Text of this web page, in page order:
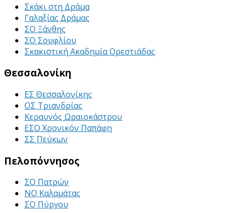
Σκάκι στη Δράμα
Γαλαξίας Δράμας
ΣΟ Ξάνθης
ΣΟ Σουφλίου
Σκακιστική Ακαδημία Ορεστιάδας
Θεσσαλονίκη
ΕΣ Θεσσαλονίκης
ΟΣ Τριανδρίας
Κεραυνός Ωραιοκάστρου
ΕΣΟ Χρονικόν Παπάφη
ΣΣ Πεύκων
Πελοπόννησος
ΣΟ Πατρών
ΝΟ Καλαμάτας
ΣΟ Πύργου